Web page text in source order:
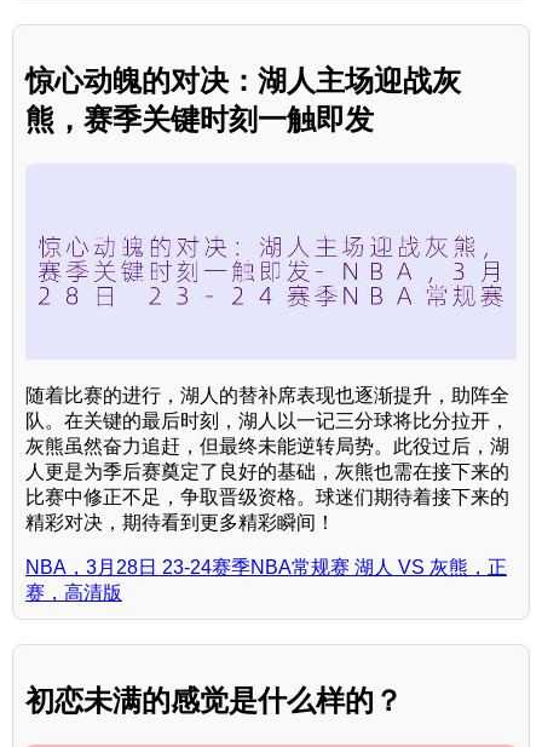
惊心动魄的对决：湖人主场迎战灰
熊，赛季关键时刻一触即发
随着比赛的进行，湖人的替补席表现也逐渐提升，助阵全
队。在关键的最后时刻，湖人以一记三分球将比分拉开，
灰熊虽然奋力追赶，但最终未能逆转局势。此役过后，湖
人更是为季后赛奠定了良好的基础，灰熊也需在接下来的
比赛中修正不足，争取晋级资格。球迷们期待着接下来的
精彩对决，期待看到更多精彩瞬间！
NBA，3月28日 23-24赛季NBA常规赛 湖人 VS 灰熊，正
赛，高清版
初恋未满的感觉是什么样的？